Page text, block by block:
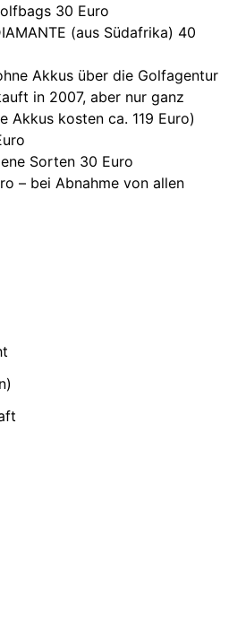
30 Euro
(aus Südafrika) 40
Akkus über die Golfagentur
in 2007, aber nur ganz
Akkus kosten ca. 119 Euro)
Sorten 30 Euro
– bei Abnahme von allen